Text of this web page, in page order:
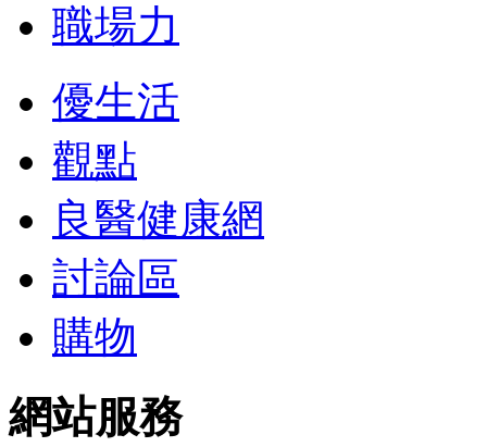
職場力
優生活
觀點
良醫健康網
討論區
購物
網站服務